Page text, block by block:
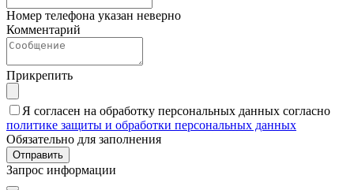
Номер телефона указан неверно
Комментарий
Прикрепить
Я согласен на обработку персональных данных согласно
политике защиты и обработки персональных данных
Обязательно для заполнения
Отправить
Запрос информации